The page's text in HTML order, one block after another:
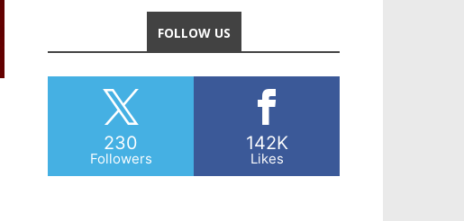
FOLLOW US
230
Followers
142K
Likes